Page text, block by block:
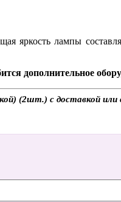
яркость лампы
дополнительное
(2шт.) с доставкой